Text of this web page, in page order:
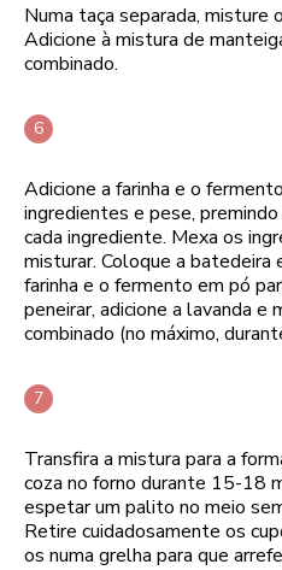
Numa taça separada, misture
Adicione à mistura de
combinado.
Adicione a farinha e o
ingredientes e pese,
cada ingrediente. Mexa os
misturar. Coloque a batedeira
farinha e o fermento em pó
peneirar, adicione a lavanda e
combinado (no máximo,
Transfira a mistura para a
coza no forno durante 15-18
espetar um palito no meio
Retire cuidadosamente os
os numa grelha para que